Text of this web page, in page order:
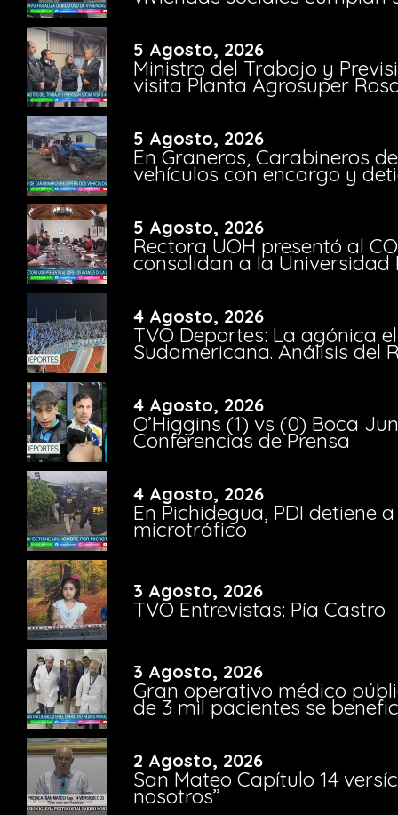
5 Agosto, 2026
Ministro del Trabajo y
visita Planta Agrosuper
5 Agosto, 2026
En Graneros, Carabineros
vehículos con encargo y
5 Agosto, 2026
Rectora UOH presentó al
consolidan a la Universidad
4 Agosto, 2026
TVO Deportes: La agónica
Sudamericana. Análisis del
4 Agosto, 2026
O’Higgins (1) vs (0) Boca
Conferencias de Prensa
4 Agosto, 2026
En Pichidegua, PDI detiene
microtráfico
3 Agosto, 2026
TVO Entrevistas: Pía Castro
3 Agosto, 2026
Gran operativo médico
de 3 mil pacientes se
2 Agosto, 2026
San Mateo Capítulo 14
nosotros”